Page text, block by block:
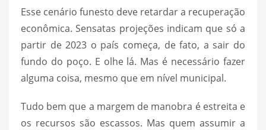
Esse cenário funesto deve retardar a recuperação
econômica. Sensatas projeções indicam que só a
partir de 2023 o país começa, de fato, a sair do
fundo do poço. E olhe lá. Mas é necessário fazer
alguma coisa, mesmo que em nível municipal.
Tudo bem que a margem de manobra é estreita e
os recursos são escassos. Mas quem assumir a